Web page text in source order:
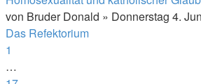
von Bruder Donald » Donnerstag 4.
Das Refektorium
1
…